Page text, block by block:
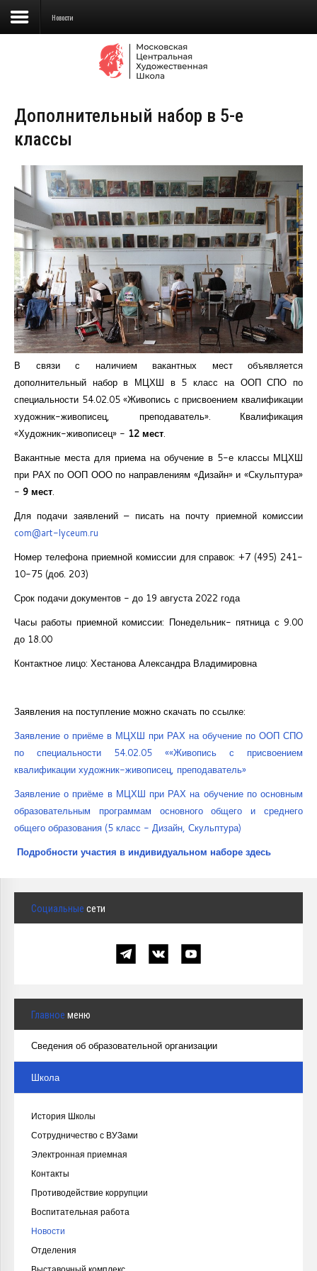
Сведения об образовательной
Школа
Училище
Детская Художественная школа
Поступающим
Подготовка
Образование
Доп. образование
Курсы повышения квалификации
Центр непрерывного образования
Конкурсы
Творческий инкубатор
Новости
Дополнительный набор в 5-е
классы
В связи с наличием вакантных мест объявляется
дополнительный набор в МЦХШ в 5 класс на ООП СПО по
специальности 54.02.05 «Живопись с присвоением квалификации
художник-живописец, преподаватель». Квалификация
«Художник-живописец» - 12 мест.
Вакантные места для приема на обучение в 5-е классы МЦХШ
при РАХ по ООП ООО по направлениям «Дизайн» и «Скульптура»
- 9 мест.
Для подачи заявлений – писать на почту приемной комиссии
com@art-lyceum.ru
Номер телефона приемной комиссии для справок: +7 (495) 241-
10-75 (доб. 203)
Срок подачи документов - до 19 августа 2022 года
Часы работы приемной комиссии: Понедельник- пятница с 9.00
до 18.00
Контактное лицо: Хестанова Александра Владимировна
Заявления на поступление можно скачать по ссылке:
Заявление о приёме в МЦХШ при РАХ на обучение по ООП СПО
по специальности 54.02.05 ««Живопись с присвоением
квалификации художник-живописец, преподаватель»
Заявление о приёме в МЦХШ при РАХ на обучение по основным
образовательным программам основного общего и среднего
общего образования (5 класс - Дизайн, Скульптура)
Подробности участия в индивидуальном наборе здесь
Социальные сети
Главное меню
Сведения об образовательной организации
Школа
История Школы
Сотрудничество с ВУЗами
Электронная приемная
Контакты
Противодействие коррупции
Воспитательная работа
Новости
Отделения